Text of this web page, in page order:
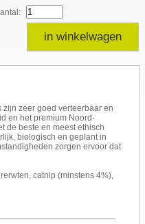
in winkelwagen
zeer goed verteerbaar en
en het premium Noord-
de beste en meest ethisch
biologisch en geplant in
zorgen ervoor dat
catnip (minstens 4%),